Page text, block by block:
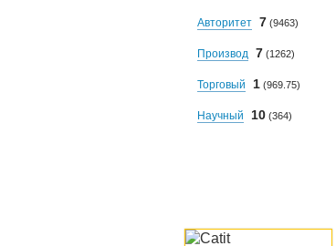
Авторитет 7 (9463)
Производ 7 (1262)
Торговый 1 (969.75)
Научный 10 (364)